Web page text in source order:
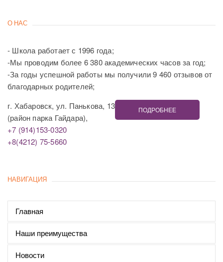
О НАС
- Школа работает с 1996 года;
-Мы проводим более 6 380 академических часов за год;
-За годы успешной работы мы получили 9 460 отзывов от
благодарных родителей;
г. Хабаровск, ул. Панькова, 13
(район парка Гайдара),
+7 (914)153-0320
+8(4212) 75-5660
ПОДРОБНЕЕ
НАВИГАЦИЯ
Главная
Наши преимущества
Новости